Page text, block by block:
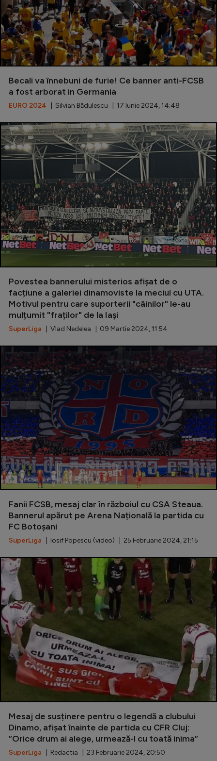
Becali va înnebuni de furie! Ce banner anti-FCSB
a fost arborat in Germania
EURO 2024 | Silvian Bădulescu | 17 Iunie 2024, 14:48
Povestea bannerului misterios afișat de o
facțiune a galeriei dinamoviste la meciul cu UTA.
Motivul pentru care suporterii "câinilor" le-au
mulțumit "fraților" de la Iași
SuperLiga | Vlad Nedelea | 09 Martie 2024, 11:54
Fanii FCSB, mesaj clar în războiul cu CSA Steaua.
Bannerul apărut pe Arena Națională la partida cu
FC Botoșani
SuperLiga | Iosif Popescu (video) | 25 Februarie 2024, 21:15
Mesaj de susținere pentru o legendă a clubului
Dinamo, afișat înainte de partida cu CFR Cluj:
”Orice drum ai alege, urmează-l cu toată inima”
SuperLiga | Redactia | 23 Februarie 2024, 20:50